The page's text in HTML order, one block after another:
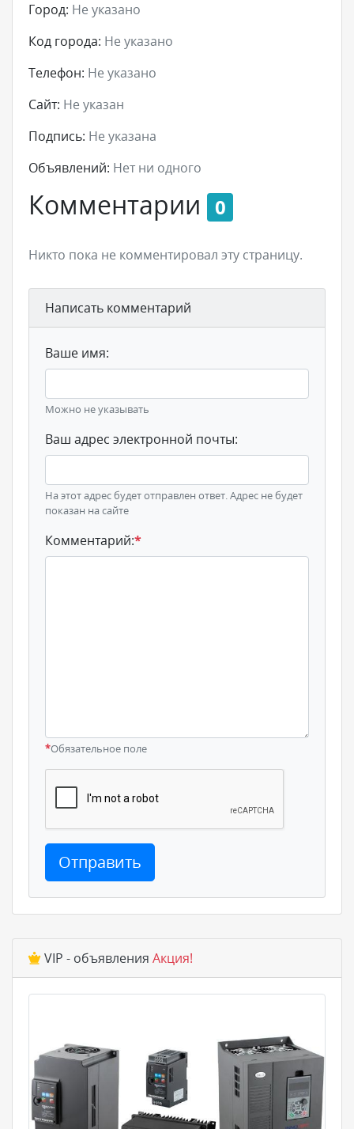
Город: Не указано
Код города: Не указано
Телефон: Не указано
Сайт: Не указан
Подпись: Не указана
Объявлений: Нет ни одного
Комментарии 0
Никто пока не комментировал эту страницу.
Написать комментарий
Ваше имя:
Можно не указывать
Ваш адрес электронной почты:
На этот адрес будет отправлен ответ. Адрес не будет
показан на сайте
Комментарий:*
*Обязательное поле
Отправить
VIP - объявления Акция!